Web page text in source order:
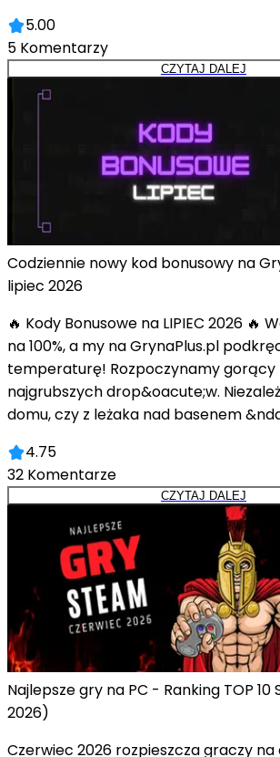
5.00
5 Komentarzy
CZYTAJ DALEJ
Codziennie nowy kod bonusowy na
lipiec 2026
🔥 Kody Bonusowe na LIPIEC 2026 🔥
na 100%, a my na GrynaPlus.pl
temperaturę! Rozpoczynamy gorący
najgrubszych drop&oacute;w.
domu, czy z leżaka nad basenem
4.75
32 Komentarze
CZYTAJ DALEJ
Najlepsze gry na PC - Ranking TOP
2026)
Czerwiec 2026 rozpieszcza graczy na